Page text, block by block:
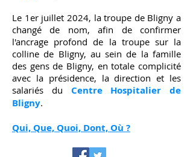
Le 1er juillet 2024, la troupe de Bligny a
changé de nom, afin de confirmer
l'ancrage profond de la troupe sur la
colline de Bligny, au sein de la famille
des gens de Bligny, en totale complicité
avec la présidence, la direction et les
salariés du Centre Hospitalier de
Bligny.
Qui, Que, Quoi, Dont, Où ?